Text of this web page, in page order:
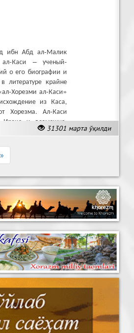
31301 марта ўқилди
ибн Абд ал-Малик
ал-Каси – ученый-
о его биографии и
литературе крайне
Хорезми ал-Каси»
из Каса,
Хорезма. Ал-Каси
и возможно,
»